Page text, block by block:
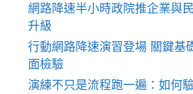
網路降速半小時政院推企業與
升級
行動網路降速演習登場 關鍵基
面檢驗
演練不只是流程跑一遍：如何